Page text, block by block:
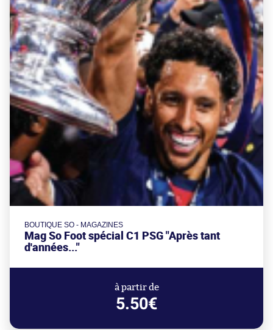
BOUTIQUE SO - MAGAZINES
Mag So Foot spécial C1 PSG "Après tant
d'années..."
à partir de
5.50€